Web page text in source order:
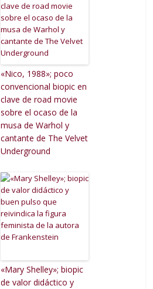
«Nico, 1988»; poco
convencional biopic en
clave de road movie
sobre el ocaso de la
musa de Warhol y
cantante de The Velvet
Underground
«Mary Shelley»; biopic
de valor didáctico y